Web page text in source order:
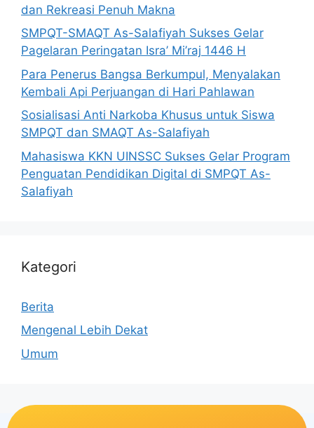
dan Rekreasi Penuh Makna
SMPQT-SMAQT As-Salafiyah Sukses Gelar
Pagelaran Peringatan Isra’ Mi’raj 1446 H
Para Penerus Bangsa Berkumpul, Menyalakan
Kembali Api Perjuangan di Hari Pahlawan
Sosialisasi Anti Narkoba Khusus untuk Siswa
SMPQT dan SMAQT As-Salafiyah
Mahasiswa KKN UINSSC Sukses Gelar Program
Penguatan Pendidikan Digital di SMPQT As-
Salafiyah
Kategori
Berita
Mengenal Lebih Dekat
Umum